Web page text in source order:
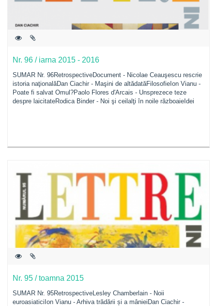
Nr. 96 / iarna 2015 - 2016
SUMAR Nr. 96RetrospectiveDocument - Nicolae Ceauşescu rescrie
istoria naţionalăDan Ciachir - Maşini de altădatăFilosofieIon Vianu -
Poate fi salvat Omul?Paolo Flores d'Arcais - Unsprezece teze
despre laicitateRodica Binder - Noi şi ceilalţi în noile războaieIdei
Nr. 95 / toamna 2015
SUMAR Nr. 95RetrospectiveLesley Chamberlain - Noii
euroasiaticiIon Vianu - Arhiva trădării și a mânieiDan Ciachir -